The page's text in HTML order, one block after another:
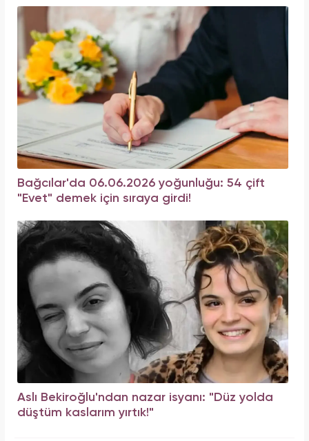
Bağcılar'da 06.06.2026 yoğunluğu: 54 çift
"Evet" demek için sıraya girdi!
Aslı Bekiroğlu'ndan nazar isyanı: "Düz yolda
düştüm kaslarım yırtık!"